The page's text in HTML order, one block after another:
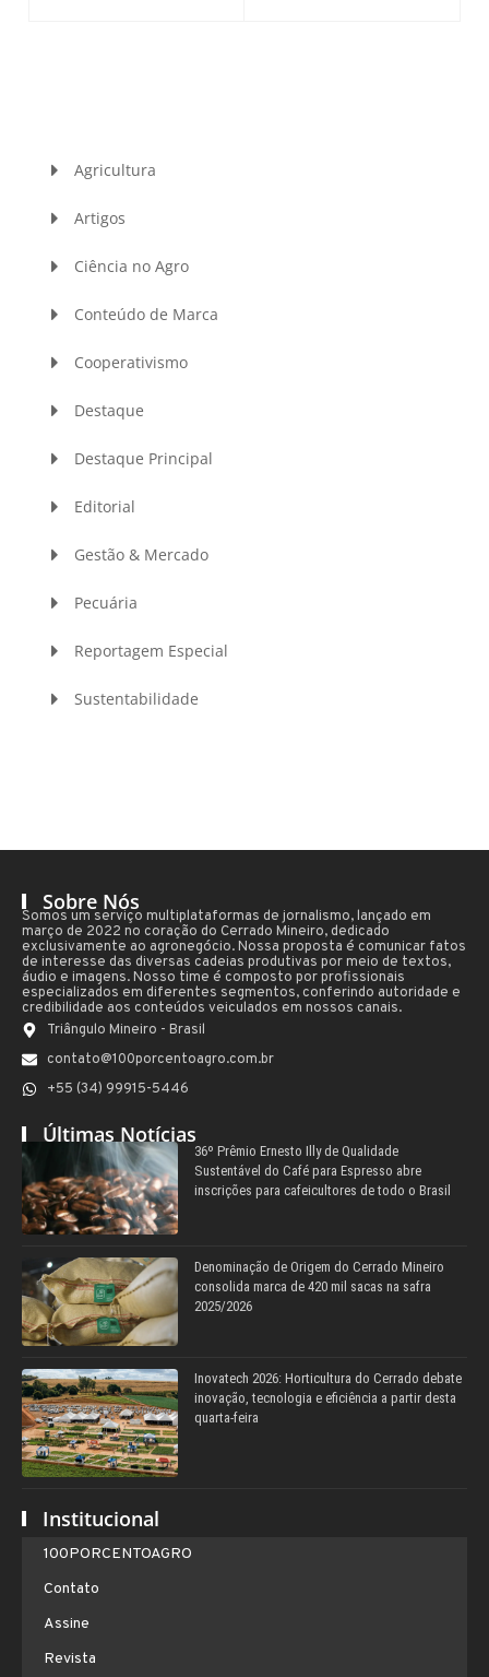
Agricultura
Artigos
Ciência no Agro
Conteúdo de Marca
Cooperativismo
Destaque
Destaque Principal
Editorial
Gestão & Mercado
Pecuária
Reportagem Especial
Sustentabilidade
Sobre Nós
Somos um serviço multiplataformas de jornalismo, lançado em
março de 2022 no coração do Cerrado Mineiro, dedicado
exclusivamente ao agronegócio. Nossa proposta é comunicar fatos
de interesse das diversas cadeias produtivas por meio de textos,
áudio e imagens. Nosso time é composto por profissionais
especializados em diferentes segmentos, conferindo autoridade e
credibilidade aos conteúdos veiculados em nossos canais.
Triângulo Mineiro - Brasil
contato@100porcentoagro.com.br
+55 (34) 99915-5446
Últimas Notícias
36º Prêmio Ernesto Illy de Qualidade
Sustentável do Café para Espresso abre
inscrições para cafeicultores de todo o Brasil
Denominação de Origem do Cerrado Mineiro
consolida marca de 420 mil sacas na safra
2025/2026
Inovatech 2026: Horticultura do Cerrado debate
inovação, tecnologia e eficiência a partir desta
quarta-feira
Institucional
100PORCENTOAGRO
Contato
Assine
Revista